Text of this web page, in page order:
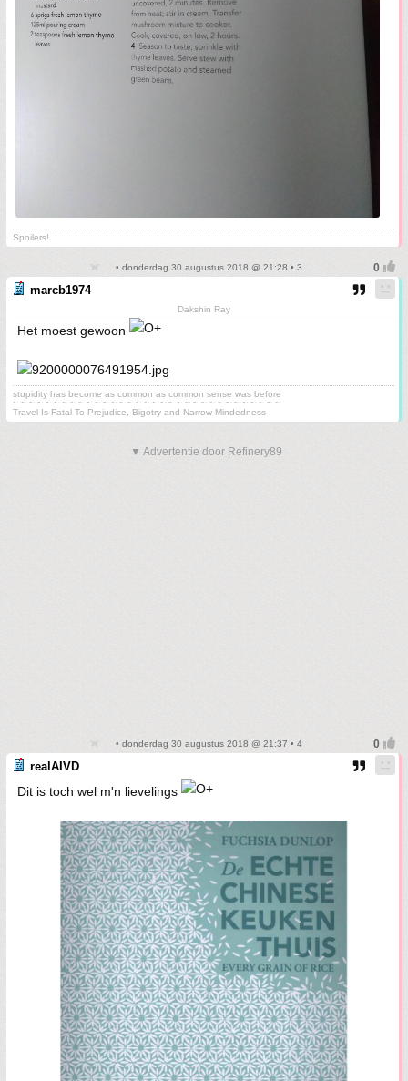
Spoilers!
• donderdag 30 augustus 2018 @ 21:28 • 3
marcb1974
Dakshin Ray
Het moest gewoon
stupidity has become as common as common sense was before
~ ~ ~ ~ ~ ~ ~ ~ ~ ~ ~ ~ ~ ~ ~ ~ ~ ~ ~ ~ ~ ~ ~ ~ ~ ~ ~ ~ ~ ~ ~ ~ ~
Travel Is Fatal To Prejudice, Bigotry and Narrow-Mindedness
▼ Advertentie door Refinery89
• donderdag 30 augustus 2018 @ 21:37 • 4
realAIVD
Dit is toch wel m'n lievelings